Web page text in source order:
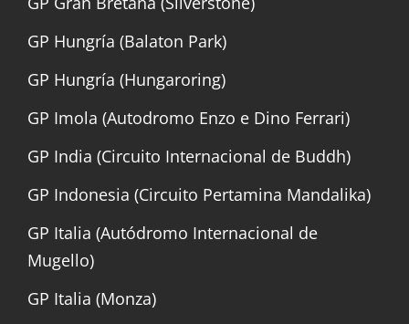
GP Hungría (Balaton Park)
GP Hungría (Hungaroring)
GP Imola (Autodromo Enzo e Dino Ferrari)
GP India (Circuito Internacional de Buddh)
GP Indonesia (Circuito Pertamina Mandalika)
GP Italia (Autódromo Internacional de
Mugello)
GP Italia (Monza)